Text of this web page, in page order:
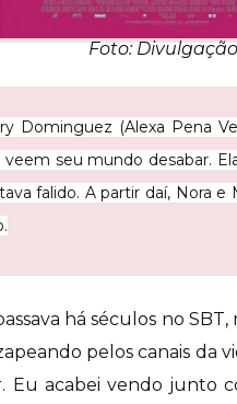
Foto:
Dominguez (Alexa Pena
seu mundo desabar.
falido. A partir daí, Nora
há séculos no
pelos canais da
acabei vendo junto